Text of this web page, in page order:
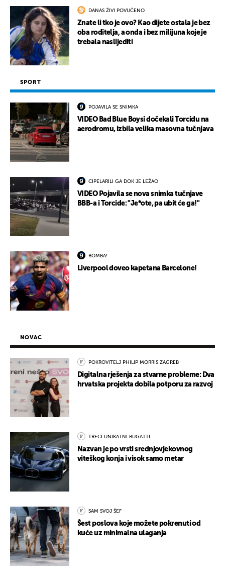
DANAS ŽIVI POVUČENO
Znate li tko je ovo? Kao dijete ostala je bez
oba roditelja, a onda i bez milijuna koje je
trebala naslijediti
SPORT
POJAVILA SE SNIMKA
VIDEO Bad Blue Boysi dočekali Torcidu na
aerodromu, izbila velika masovna tučnjava
CIPELARILI GA DOK JE LEŽAO
VIDEO Pojavila se nova snimka tučnjave
BBB-a i Torcide: "Je*ote, pa ubit će ga!"
BOMBA!
Liverpool doveo kapetana Barcelone!
NOVAC
POKROVITELJ PHILIP MORRIS ZAGREB
Digitalna rješenja za stvarne probleme: Dva
hrvatska projekta dobila potporu za razvoj
TREĆI UNIKATNI BUGATTI
Nazvan je po vrsti srednjovjekovnog
viteškog konja i visok samo metar
SAM SVOJ ŠEF
Šest poslova koje možete pokrenuti od
kuće uz minimalna ulaganja